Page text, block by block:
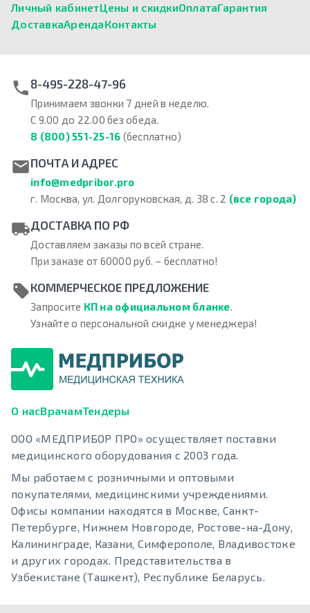
Личный кабинетЦены и скидкиОплатаГарантия
ДоставкаАрендаКонтакты
8-495-228-47-96
Принимаем звонки 7 дней в неделю.
С 9.00 до 22.00 без обеда.
8 (800) 551-25-16 (бесплатно)
ПОЧТА И АДРЕС
info@medpribor.pro
г. Москва, ул. Долгоруковская, д. 38 с. 2 (все города)
ДОСТАВКА ПО РФ
Доставляем заказы по всей стране.
При заказе от 60000 руб. – бесплатно!
КОММЕРЧЕСКОЕ ПРЕДЛОЖЕНИЕ
Запросите КП на официальном бланке.
Узнайте о персональной скидке у менеджера!
О насВрачамТендеры
ООО «МЕДПРИБОР ПРО» осуществляет поставки
медицинского оборудования с 2003 года.
Мы работаем с розничными и оптовыми
покупателями, медицинскими учреждениями.
Офисы компании находятся в Москве, Санкт-
Петербурге, Нижнем Новгороде, Ростове-на-Дону,
Калининграде, Казани, Симферополе, Владивостоке
и других городах. Представительства в
Узбекистане (Ташкент), Республике Беларусь.